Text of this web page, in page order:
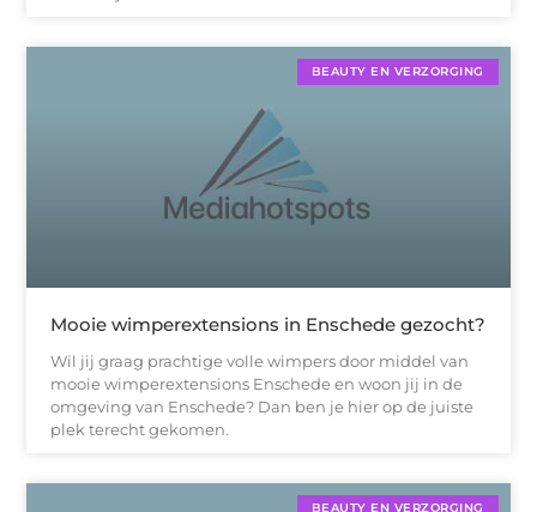
BEAUTY EN VERZORGING
Mooie wimperextensions in Enschede gezocht?
Wil jij graag prachtige volle wimpers door middel van
mooie wimperextensions Enschede en woon jij in de
omgeving van Enschede? Dan ben je hier op de juiste
plek terecht gekomen.
BEAUTY EN VERZORGING